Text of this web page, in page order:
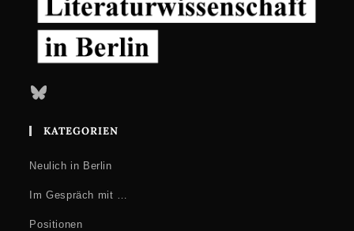
Bluesky
KATEGORIEN
Neulich in Berlin
Im Gespräch mit …
Positionen